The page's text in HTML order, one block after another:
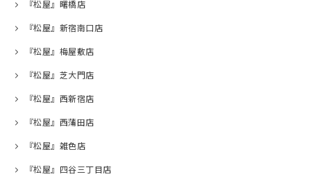
『松屋』曙橋店
『松屋』新宿南口店
『松屋』梅屋敷店
『松屋』芝大門店
『松屋』西新宿店
『松屋』西蒲田店
『松屋』雑色店
『松屋』四谷三丁目店